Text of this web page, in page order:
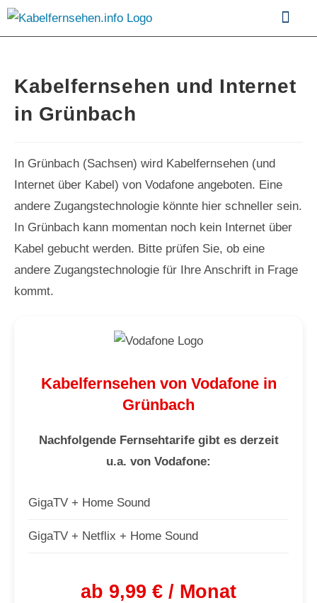
Kabelfernsehen und Internet
in Grünbach
In Grünbach (Sachsen) wird Kabelfernsehen (und
Internet über Kabel) von Vodafone angeboten. Eine
andere Zugangstechnologie könnte hier schneller sein.
In Grünbach kann momentan noch kein Internet über
Kabel gebucht werden. Bitte prüfen Sie, ob eine
andere Zugangstechnologie für Ihre Anschrift in Frage
kommt.
Kabelfernsehen von Vodafone in
Grünbach
Nachfolgende Fernsehtarife gibt es derzeit
u.a. von Vodafone:
GigaTV + Home Sound
GigaTV + Netflix + Home Sound
ab 9,99 € / Monat